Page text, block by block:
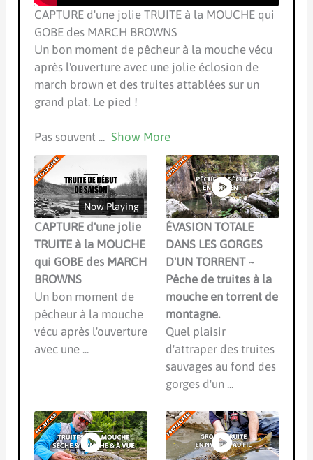
CAPTURE d'une jolie TRUITE à la MOUCHE qui
GOBE des MARCH BROWNS
Un bon moment de pêcheur à la mouche vécu
après l'ouverture avec une jolie éclosion de
march brown et des truites attablées sur un
grand plat. Le pied !
Pas souvent ... Show More
Now Playing
CAPTURE d'une jolie
TRUITE à la MOUCHE
qui GOBE des MARCH
BROWNS
Un bon moment de
pêcheur à la mouche
vécu après l'ouverture
avec une ...
ÉVASION TOTALE
DANS LES GORGES
D'UN TORRENT ~
Pêche de truites à la
mouche en torrent de
montagne.
Quel plaisir
d'attraper des truites
sauvages au fond des
gorges d'un ...